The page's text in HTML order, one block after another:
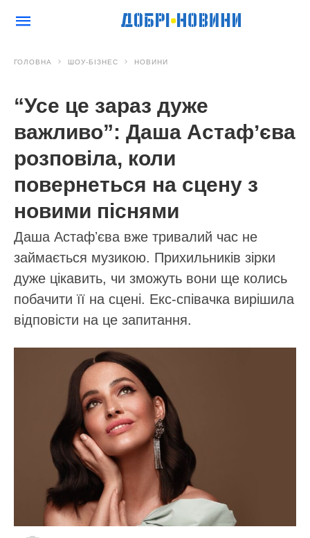
ГОЛОВНА ШОУ-БІЗНЕС НОВИНИ
“Усе це зараз дуже
важливо”: Даша Астафʼєва
розповіла, коли
повернеться на сцену з
новими піснями
Даша Астафʼєва вже тривалий час не
займається музикою. Прихильників зірки
дуже цікавить, чи зможуть вони ще колись
побачити її на сцені. Екс-співачка вирішила
відповісти на це запитання.